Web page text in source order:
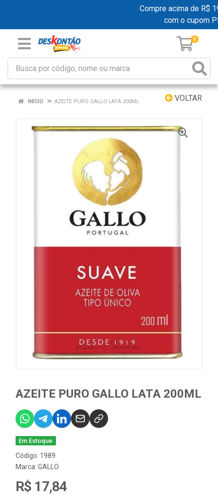
Compre acima de R$
com o cupom
0
VOLTAR
INÍCIO AZEITE PURO GALLO LATA 200ML
AZEITE PURO GALLO LATA 200ML
Em Estoque
Código: 1989
Marca: GALLO
R$ 17,84